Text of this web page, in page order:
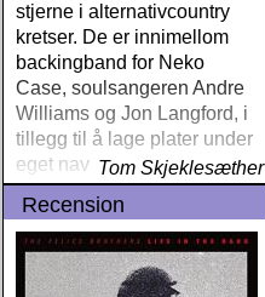
stjerne i alternativcountry
kretser. De er innimellom
backingband for Neko
Case, soulsangeren Andre
Williams og Jon Langford, i
tillegg til å lage plater under
eget navnTom Skjeklesæther
Recension